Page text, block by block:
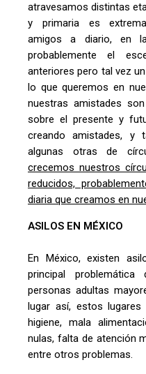
atravesamos distintas
y primaria es
amigos a diario, en
probablemente el
anteriores pero tal vez
lo que queremos en
nuestras amistades
sobre el presente y
creando amistades, y
algunas otras de
crecemos nuestros
reducidos,
diaria que creamos en
ASILOS EN MÉXICO
En México, existen
principal
personas adultas
lugar así, estos
higiene, mala
nulas, falta de atención
entre otros problemas.